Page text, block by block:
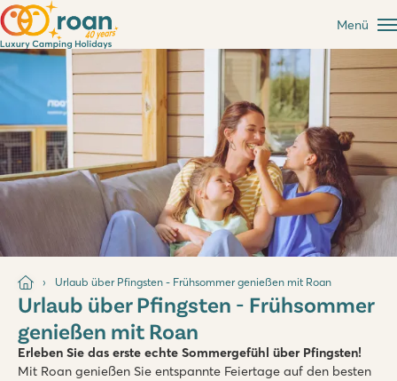
Menü
Urlaub über Pfingsten - Frühsommer genießen mit Roan
Urlaub über Pfingsten - Frühsommer
genießen mit Roan
Erleben Sie das erste echte Sommergefühl über Pfingsten!
Mit Roan genießen Sie entspannte Feiertage auf den besten